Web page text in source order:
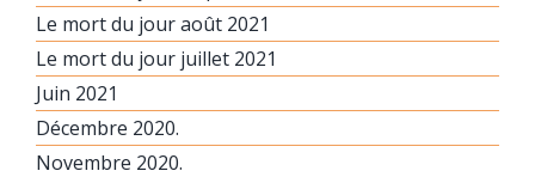
Le mort du jour août 2021
Le mort du jour juillet 2021
Juin 2021
Décembre 2020.
Novembre 2020.